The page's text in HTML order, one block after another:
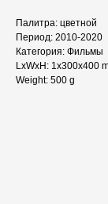
Палитра: цветной
Период: 2010-2020
Категория: Фильмы
LxWxH: 1x300x400
Weight: 500 g